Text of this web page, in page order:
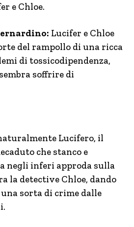
e Chloe.
Lucifer e Chloe
del rampollo di una ricca
di tossicodipendenza,
soffrire di
Lucifero, il
che stanco e
negli inferi approda sulla
la detective Chloe, dando
sorta di crime dalle